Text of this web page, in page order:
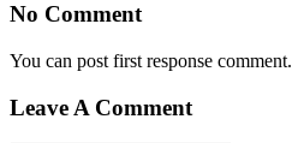
No Comment
You can post first response comment.
Leave A Comment